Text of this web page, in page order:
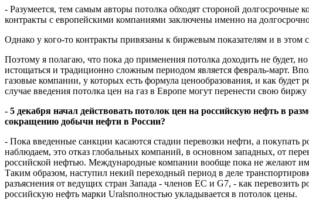
- Разумеется, тем самым авторы потолка обходят стороной
контракты с европейскими компаниями заключены именно на
Однако у кого-то контракты привязаны к биржевым показателям и в этом
Поэтому я полагаю, что пока до применения потолка доходить не будет,
истощаться и традиционно сложным периодом является февраль-март.
газовые компании, у которых есть формула ценообразования, и как
случае введения потолка цен на газ в Европе могут перенести свою
- 5 декабря начал действовать потолок цен на российскую нефть в
сокращению добычи нефти в России?
- Пока введенные санкции касаются стадии перевозки нефти, а
наблюдаем, это отказ глобальных компаний, в основном западных, от
российской нефтью. Международные компании вообще пока не желают
Таким образом, наступил некий переходный период в деле
разъяснения от ведущих стран Запада - членов ЕС и G7, - как
российскую нефть марки Uralsполностью укладывается в потолок цены.